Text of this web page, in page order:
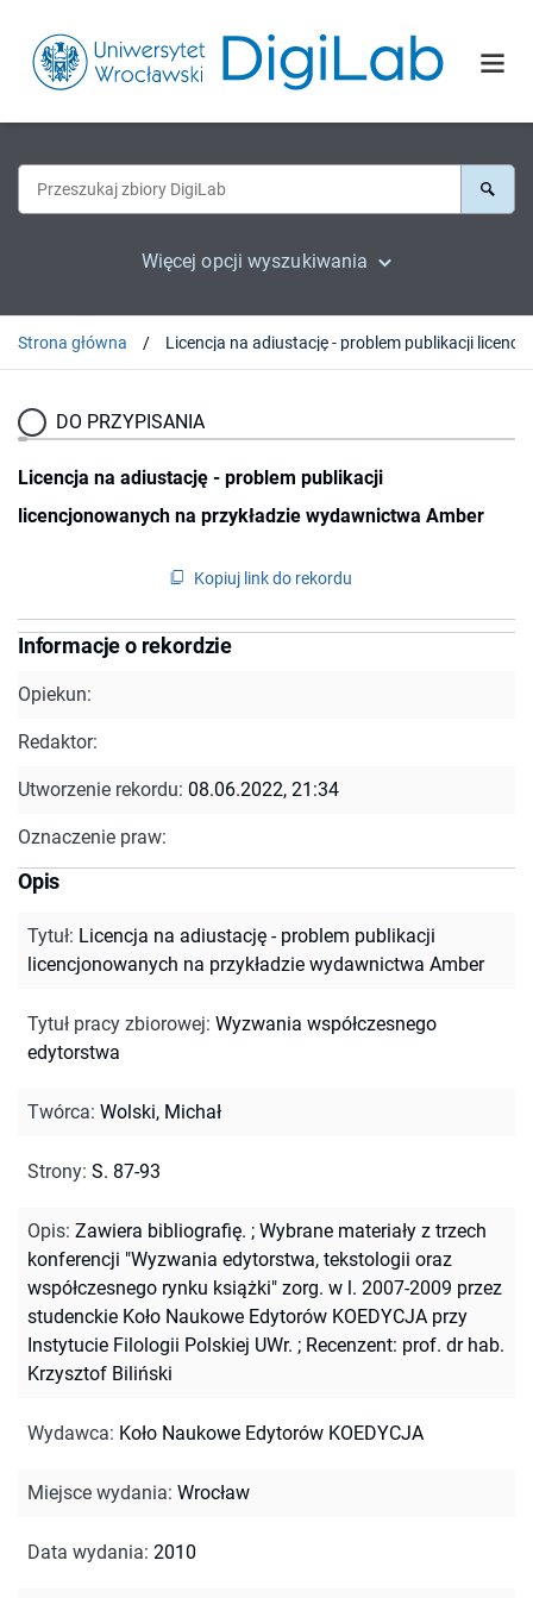
Więcej opcji wyszukiwania
Strona główna
DO PRZYPISANIA
Licencja na adiustację - problem publikacji
licencjonowanych na przykładzie wydawnictwa Amber
Kopiuj link do rekordu
Informacje o rekordzie
Opiekun:
Redaktor:
Utworzenie rekordu: 08.06.2022, 21:34
Oznaczenie praw:
Opis
Tytuł: Licencja na adiustację - problem publikacji
licencjonowanych na przykładzie wydawnictwa Amber
Tytuł pracy zbiorowej: Wyzwania współczesnego
edytorstwa
Twórca: Wolski, Michał
Strony: S. 87-93
Opis: Zawiera bibliografię. ; Wybrane materiały z trzech
konferencji "Wyzwania edytorstwa, tekstologii oraz
współczesnego rynku książki" zorg. w l. 2007-2009 przez
studenckie Koło Naukowe Edytorów KOEDYCJA przy
Instytucie Filologii Polskiej UWr. ; Recenzent: prof. dr hab.
Krzysztof Biliński
Wydawca: Koło Naukowe Edytorów KOEDYCJA
Miejsce wydania: Wrocław
Data wydania: 2010